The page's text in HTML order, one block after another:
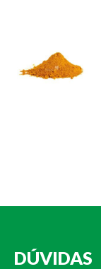
DÚVIDAS